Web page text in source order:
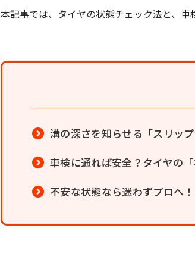
本記事では、タイヤの状態チェック法と、車
溝の深さを知らせる「スリッ
車検に通れば安全？タイヤの
不安な状態なら迷わずプロへ